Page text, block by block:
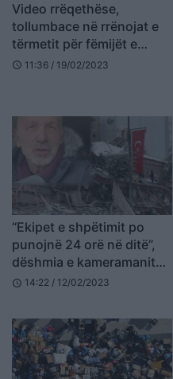
Video rrëqethëse,
tollumbace në rrënojat e
tërmetit për fëmijët e
vdekur në Turqi
schedule 11:36 / 19/02/2023
“Ekipet e shpëtimit po
punojnë 24 orë në ditë”,
dëshmia e kameramanit
shqiptar për tërmetin në
schedule 14:22 / 12/02/2023